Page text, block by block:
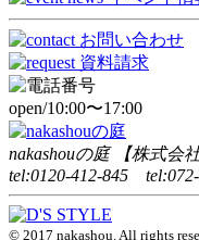
open/10:00〜17:00
nakashouの庭 【株式会
tel:0120-412-845
© 2017 nakashou. All rights